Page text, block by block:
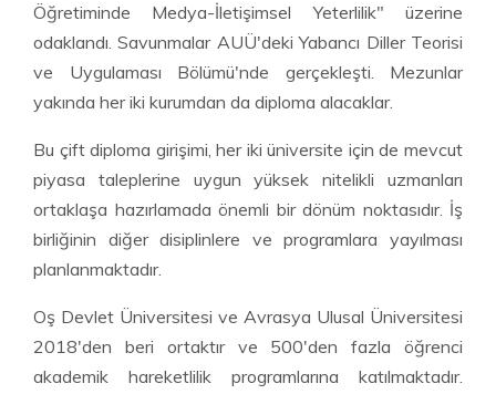
Öğretiminde Medya-İletişimsel Yeterlilik" üzerine
odaklandı. Savunmalar AUÜ'deki Yabancı Diller Teorisi
ve Uygulaması Bölümü'nde gerçekleşti. Mezunlar
yakında her iki kurumdan da diploma alacaklar.
Bu çift diploma girişimi, her iki üniversite için de mevcut
piyasa taleplerine uygun yüksek nitelikli uzmanları
ortaklaşa hazırlamada önemli bir dönüm noktasıdır. İş
birliğinin diğer disiplinlere ve programlara yayılması
planlanmaktadır.
Oş Devlet Üniversitesi ve Avrasya Ulusal Üniversitesi
2018'den beri ortaktır ve 500'den fazla öğrenci
akademik hareketlilik programlarına katılmaktadır.